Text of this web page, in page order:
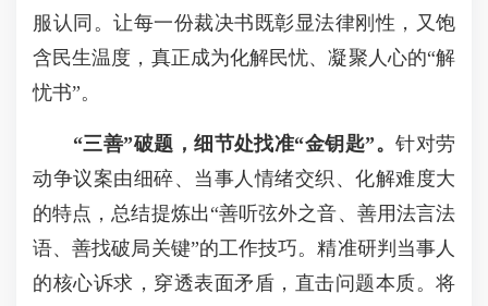
服认同。让每一份裁决书既彰显法律刚性，又饱
含民生温度，真正成为化解民忧、凝聚人心的“解
忧书”。
“三善”破题，细节处找准“金钥匙”。针对劳
动争议案由细碎、当事人情绪交织、化解难度大
的特点，总结提炼出“善听弦外之音、善用法言法
语、善找破局关键”的工作技巧。精准研判当事人
的核心诉求，穿透表面矛盾，直击问题本质。将